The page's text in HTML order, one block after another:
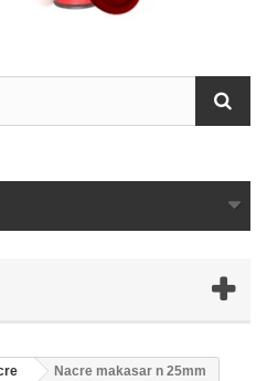
Nacre makasar n 25mm